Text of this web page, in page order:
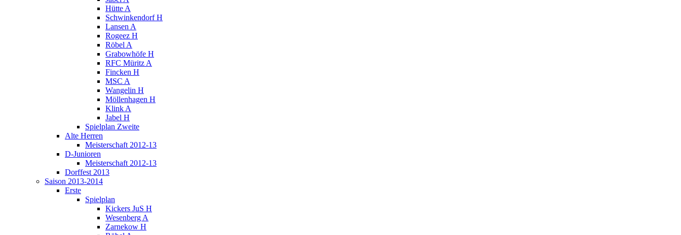
Hütte A
Schwinkendorf H
Lansen A
Rogeez H
Röbel A
Grabowhöfe H
RFC Müritz A
Fincken H
MSC A
Wangelin H
Möllenhagen H
Klink A
Jabel H
Spielplan Zweite
Alte Herren
Meisterschaft 2012-13
D-Junioren
Meisterschaft 2012-13
Dorffest 2013
Saison 2013-2014
Erste
Spielplan
Kickers JuS H
Wesenberg A
Zarnekow H